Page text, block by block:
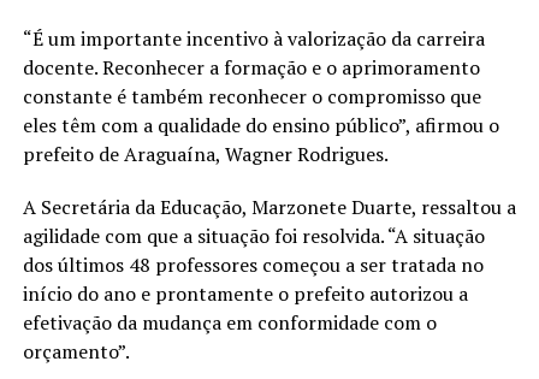
“É um importante incentivo à valorização da carreira
docente. Reconhecer a formação e o aprimoramento
constante é também reconhecer o compromisso que
eles têm com a qualidade do ensino público”, afirmou o
prefeito de Araguaína, Wagner Rodrigues.
A Secretária da Educação, Marzonete Duarte, ressaltou a
agilidade com que a situação foi resolvida. “A situação
dos últimos 48 professores começou a ser tratada no
início do ano e prontamente o prefeito autorizou a
efetivação da mudança em conformidade com o
orçamento”.